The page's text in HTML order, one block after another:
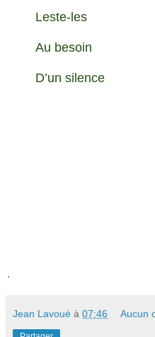
Leste-les
Au besoin
D’un silence
.
Jean Lavoué à 07:46 Aucun